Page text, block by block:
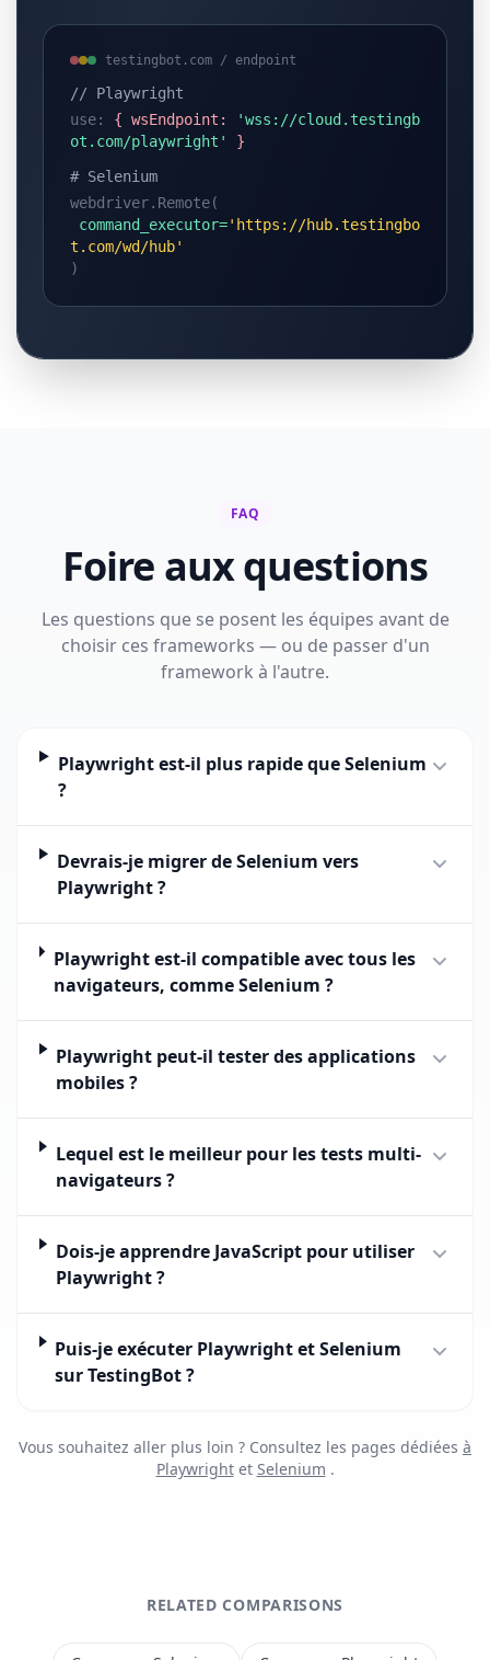
testingbot.com / endpoint
// Playwright
use:
{ wsEndpoint:
'wss://cloud.testingb
ot.com/playwright'
}
# Selenium
webdriver.Remote(
command_executor='https://hub.testingbo
t.com/wd/hub'
)
FAQ
Foire aux questions
Les questions que se posent les équipes avant de
choisir ces frameworks — ou de passer d'un
framework à l'autre.
Playwright est-il plus rapide que Selenium
?
Devrais-je migrer de Selenium vers
Playwright ?
Playwright est-il compatible avec tous les
navigateurs, comme Selenium ?
Playwright peut-il tester des applications
mobiles ?
Lequel est le meilleur pour les tests multi-
navigateurs ?
Dois-je apprendre JavaScript pour utiliser
Playwright ?
Puis-je exécuter Playwright et Selenium
sur TestingBot ?
Vous souhaitez aller plus loin ? Consultez les pages dédiées à
Playwrightet Selenium .
RELATED COMPARISONS